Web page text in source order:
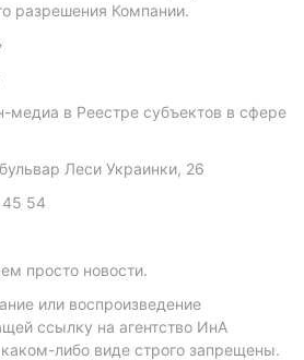
разрешения Компании.
медиа в Реестре субъектов в сфере
Леси Украинки, 26
54
просто новости.
или воспроизведение
ссылку на агентство ИнА
каком-либо виде строго запрещены.